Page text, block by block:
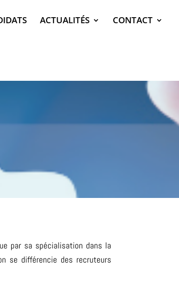
ACTUALITÉS CONTACT
par sa spécialisation dans la
se différencie des recruteurs